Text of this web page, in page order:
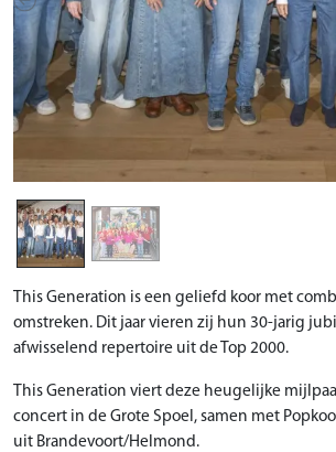
This Generation is een geliefd koor met
omstreken. Dit jaar vieren zij hun 30-jarig
afwisselend repertoire uit de Top 2000.
This Generation viert deze heugelijke
concert in de Grote Spoel, samen met
uit Brandevoort/Helmond.
Previous